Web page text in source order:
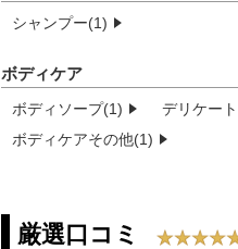
シャンプー(1)
ボディケア
ボディソープ(1) デリケー
ボディケアその他(1)
厳選口コミ